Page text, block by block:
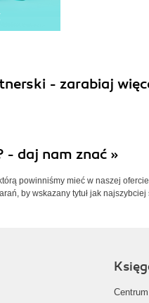
- zarabiaj
- daj nam znać »
powinniśmy mieć w naszej
by wskazany tytuł jak najszybciej